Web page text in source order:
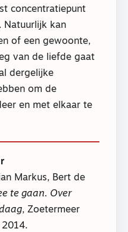
concentratiepunt
Natuurlijk kan
of een gewoonte,
van de liefde gaat
dergelijke
om de
en met elkaar te
Markus, Bert de
te gaan. Over
, Zoetermeer
2014.